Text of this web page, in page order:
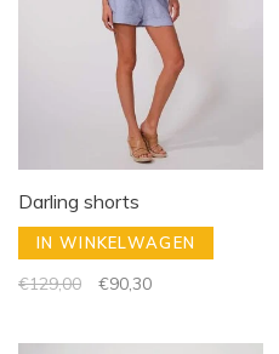
Darling shorts
IN WINKELWAGEN
€129,00 €90,30